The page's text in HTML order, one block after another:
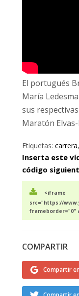
El portugués
María
sus
Maratón
Etiquetas: carrera,
Inserta este
código
<iframe
src="https://
frameborder="0"
COMPARTIR
Compartir